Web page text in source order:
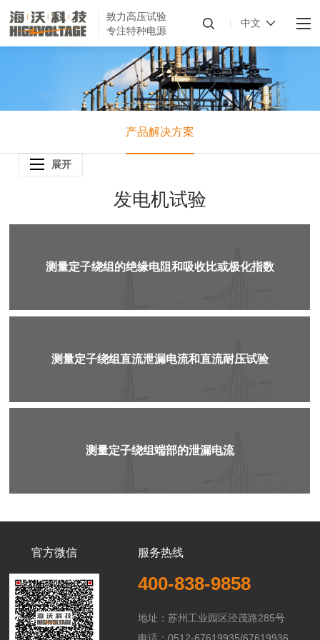
致力高压试验
专注特种电源
中文
产品解决方案
展开
发电机试验
测量定子绕组的绝缘电阻和吸收比或极化指数
测量定子绕组直流泄漏电流和直流耐压试验
测量定子绕组端部的泄漏电流
官方微信 服务热线
400-838-9858
地址：苏州工业园区泾茂路285号